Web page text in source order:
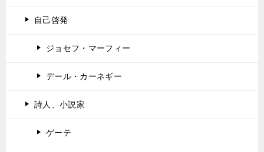
自己啓発
ジョセフ・マーフィー
デール・カーネギー
詩人、小説家
ゲーテ